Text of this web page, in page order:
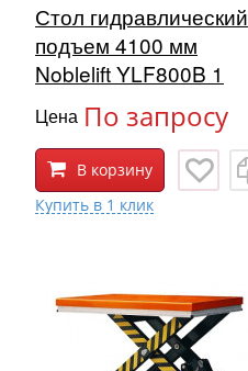
Стол гидравлический
подъем 4100 мм
Noblelift YLF800B 1
Цена По запросу
В корзину